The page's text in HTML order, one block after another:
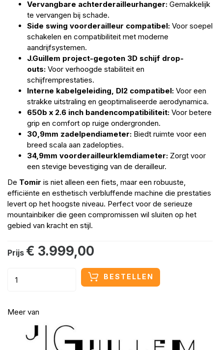
Vervangbare achterderailleurhanger: Gemakkelijk
te vervangen bij schade.
Side swing voorderailleur compatibel: Voor soepel
schakelen en compatibiliteit met moderne
aandrijfsystemen.
J.Guillem project-gegoten 3D schijf drop-
outs: Voor verhoogde stabiliteit en
schijfremprestaties.
Interne kabelgeleiding, DI2 compatibel: Voor een
strakke uitstraling en geoptimaliseerde aerodynamica.
650b x 2.6 inch bandencompatibiliteit: Voor betere
grip en comfort op ruige ondergronden.
30,9mm zadelpendiameter: Biedt ruimte voor een
breed scala aan zadelopties.
34,9mm voorderailleurklemdiameter: Zorgt voor
een stevige bevestiging van de derailleur.
De Tomir is niet alleen een fiets, maar een robuuste,
efficiënte en esthetisch verbluffende machine die prestaties
levert op het hoogste niveau. Perfect voor de serieuze
mountainbiker die geen compromissen wil sluiten op het
gebied van kracht en stijl.
Prijs € 3.999,00
BESTELLEN
Meer van